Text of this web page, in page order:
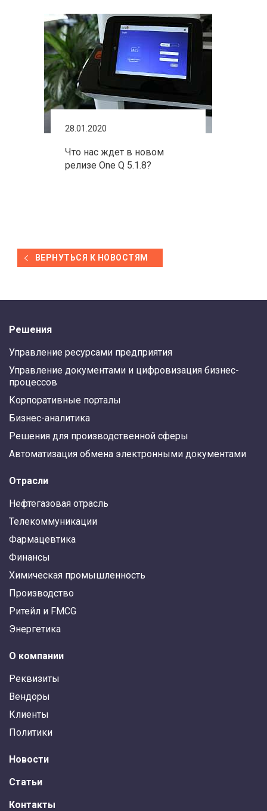
28.01.2020
Что нас ждет в новом
релизе One Q 5.1.8?
ВЕРНУТЬСЯ К НОВОСТЯМ
Решения
Управление ресурсами предприятия
Управление документами и цифровизация бизнес-
процессов
Корпоративные порталы
Бизнес-аналитика
Решения для производственной сферы
Автоматизация обмена электронными документами
Отрасли
Нефтегазовая отрасль
Телекоммуникации
Фармацевтика
Финансы
Химическая промышленность
Производство
Ритейл и FMCG
Энергетика
О компании
Реквизиты
Вендоры
Клиенты
Политики
Новости
Статьи
Контакты